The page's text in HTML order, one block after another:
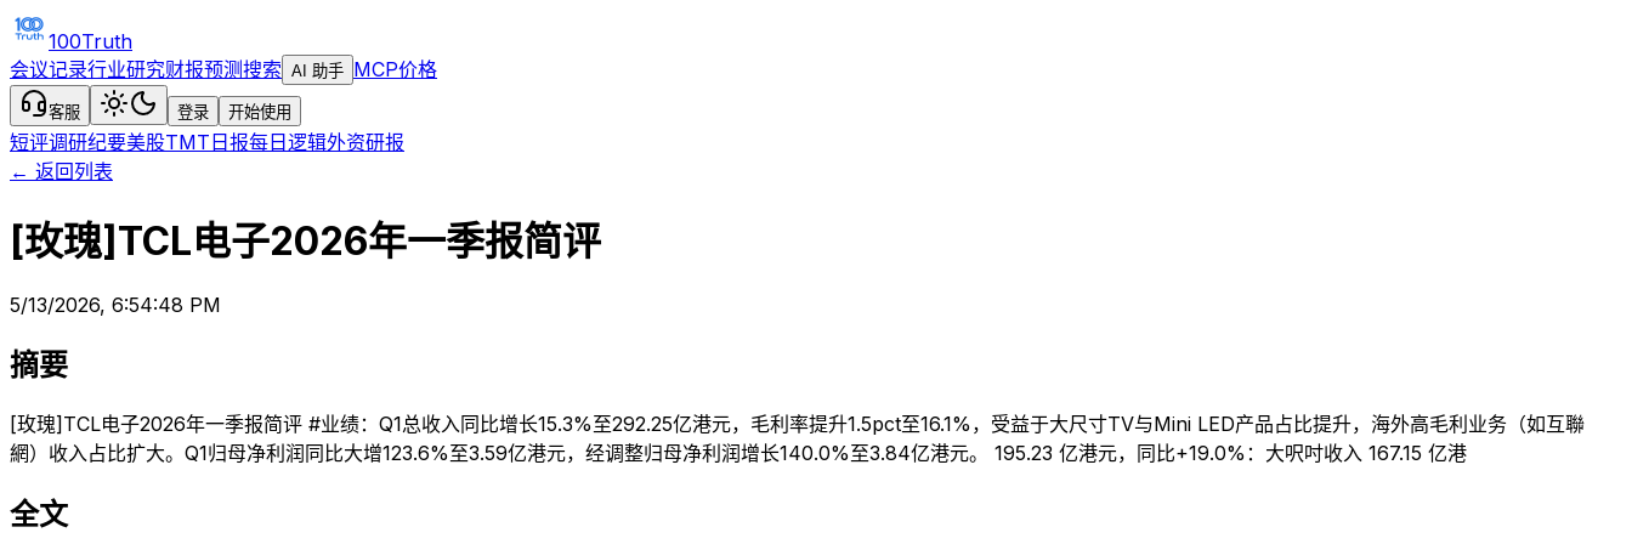
100Truth
会议记录行业研究财报预测搜索 AI 助手 MCP价格
客服 登录 开始使用
短评调研纪要美股TMT日报每日逻辑外资研报
← 返回列表
[玫瑰]TCL电子2026年一季报简评
5/13/2026, 6:54:48 PM
摘要
[玫瑰]TCL电子2026年一季报简评 #业绩：Q1总收入同比增长15.3%至292.25亿港元，毛利率提升1.5pct至16.1%，受益于大尺寸TV与Mini LED产品占比提升，海外高毛利业务（如互聯
網）收入占比扩大。Q1归母净利润同比大增123.6%至3.59亿港元，经调整归母净利润增长140.0%至3.84亿港元。 195.23 亿港元，同比+19.0%：大呎吋收入 167.15 亿港
全文